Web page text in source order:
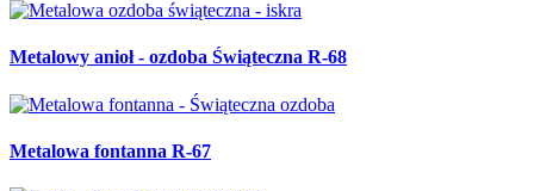
Metalowy anioł - ozdoba Świąteczna R-68
Metalowa fontanna R-67